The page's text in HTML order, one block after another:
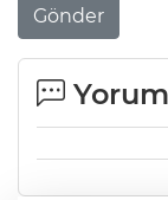
Gönder